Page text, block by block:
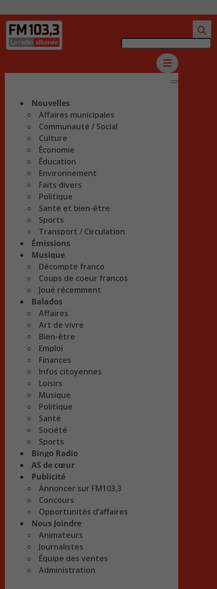
Nouvelles
Affaires municipales
Communauté / Social
Culture
Économie
Éducation
Environnement
Faits divers
Politique
Santé et bien-être
Sports
Transport / Circulation
Émissions
Musique
Décompte franco
Coups de coeur francos
Joué récemment
Balados
Affaires
Art de vivre
Bien-être
Emploi
Finances
Infos citoyennes
Loisirs
Musique
Politique
Santé
Société
Sports
Bingo Radio
AS de cœur
Publicité
Annoncer sur FM103,3
Concours
Opportunités d’affaires
Nous Joindre
Animateurs
Journalistes
Équipe des ventes
Administration